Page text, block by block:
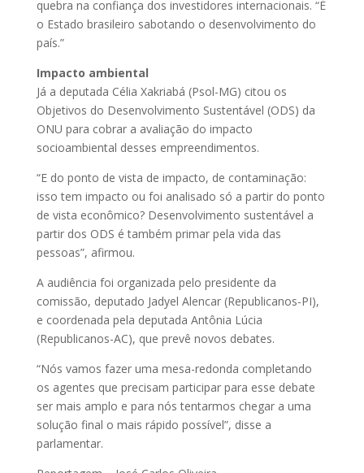
quebra na confiança dos investidores internacionais. “É
o Estado brasileiro sabotando o desenvolvimento do
país.”
Impacto ambiental
Já a deputada Célia Xakriabá (Psol-MG) citou os
Objetivos do Desenvolvimento Sustentável (ODS) da
ONU para cobrar a avaliação do impacto
socioambiental desses empreendimentos.
“E do ponto de vista de impacto, de contaminação:
isso tem impacto ou foi analisado só a partir do ponto
de vista econômico? Desenvolvimento sustentável a
partir dos ODS é também primar pela vida das
pessoas”, afirmou.
A audiência foi organizada pelo presidente da
comissão, deputado Jadyel Alencar (Republicanos-PI),
e coordenada pela deputada Antônia Lúcia
(Republicanos-AC), que prevê novos debates.
“Nós vamos fazer uma mesa-redonda completando
os agentes que precisam participar para esse debate
ser mais amplo e para nós tentarmos chegar a uma
solução final o mais rápido possível”, disse a
parlamentar.